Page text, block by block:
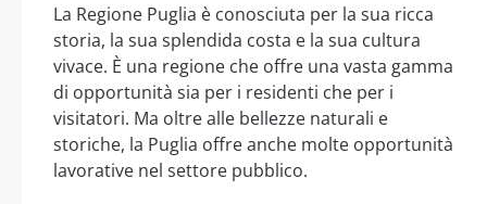
La Regione Puglia è conosciuta per la sua ricca
storia, la sua splendida costa e la sua cultura
vivace. È una regione che offre una vasta gamma
di opportunità sia per i residenti che per i
visitatori. Ma oltre alle bellezze naturali e
storiche, la Puglia offre anche molte opportunità
lavorative nel settore pubblico.